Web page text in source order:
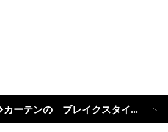
カーテンの ブレイクスタイル☆